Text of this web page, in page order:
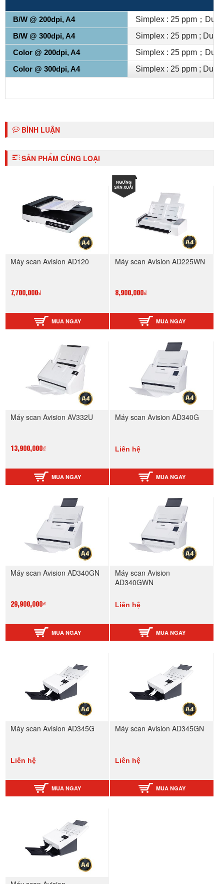
B/W @ 200dpi, A4
Simplex : 25 ppm；
B/W @ 300dpi, A4
Simplex : 25 ppm ;
Color @ 200dpi, A4
Simplex : 25 ppm；
Color @ 300dpi, A4
Simplex : 25 ppm ;
BÌNH LUẬN
SẢN PHẨM CÙNG LOẠI
Máy scan Avision AD120
7,700,000₫
MUA NGAY
NGỪNG
SẢN XUẤT
Máy scan Avision AD225WN
8,900,000₫
MUA NGAY
Máy scan Avision AV332U
13,900,000₫
MUA NGAY
Máy scan Avision AD340G
Liên hệ
MUA NGAY
Máy scan Avision AD340GN
29,900,000₫
MUA NGAY
Máy scan Avision
AD340GWN
Liên hệ
MUA NGAY
Máy scan Avision AD345G
Liên hệ
MUA NGAY
Máy scan Avision AD345GN
Liên hệ
MUA NGAY